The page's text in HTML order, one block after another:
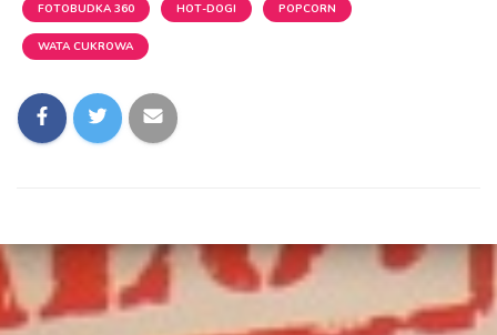
FOTOBUDKA 360 HOT-DOGI POPCORN
WATA CUKROWA